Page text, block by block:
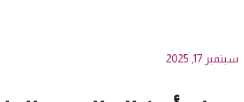
سبتمبر 17, 2025